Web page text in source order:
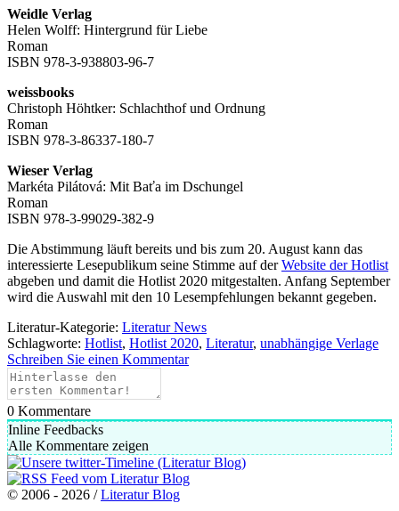
Weidle Verlag
Helen Wolff: Hintergrund für Liebe
Roman
ISBN 978-3-938803-96-7
weissbooks
Christoph Höhtker: Schlachthof und Ordnung
Roman
ISBN 978-3-86337-180-7
Wieser Verlag
Markéta Pilátová: Mit Baťa im Dschungel
Roman
ISBN 978-3-99029-382-9
Die Abstimmung läuft bereits und bis zum 20. August kann das
interessierte Lesepublikum seine Stimme auf derWebsite der Hotlist
abgeben und damit die Hotlist 2020 mitgestalten. Anfang September
wird die Auswahl mit den 10 Lesempfehlungen bekannt gegeben.
Literatur-Kategorie: Literatur News
Schlagworte: Hotlist, Hotlist 2020, Literatur, unabhängige Verlage
Schreiben Sie einen Kommentar
0 Kommentare
Inline Feedbacks
Alle Kommentare zeigen
© 2006 - 2026 /Literatur Blog